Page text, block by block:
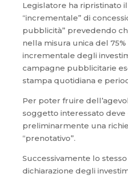
Legislatore ha ripristinato
“incrementale” di
pubblicità” prevedendo
nella misura unica del
incrementale degli
campagne pubblicitarie
stampa quotidiana e
Per poter fruire
soggetto interessato
preliminarmente una
“prenotativo”.
Successivamente lo
dichiarazione degli